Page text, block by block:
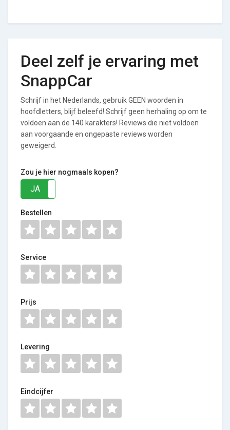
Deel zelf je ervaring met
SnappCar
Schrijf in het Nederlands, gebruik GEEN woorden in
hoofdletters, blijf beleefd! Schrijf geen herhaling op om te
voldoen aan de 140 karakters! Reviews die niet voldoen
aan voorgaande en ongepaste reviews worden
geweigerd.
Zou je hier nogmaals kopen?
JA
Bestellen
Service
Prijs
Levering
Eindcijfer